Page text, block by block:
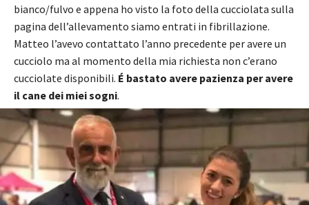
bianco/fulvo e appena ho visto la foto della cucciolata sulla
pagina dell’allevamento siamo entrati in fibrillazione.
Matteo l’avevo contattato l’anno precedente per avere un
cucciolo ma al momento della mia richiesta non c’erano
cucciolate disponibili. É bastato avere pazienza per avere
il cane dei miei sogni.